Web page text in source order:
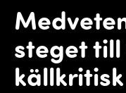
steget
källkritisk